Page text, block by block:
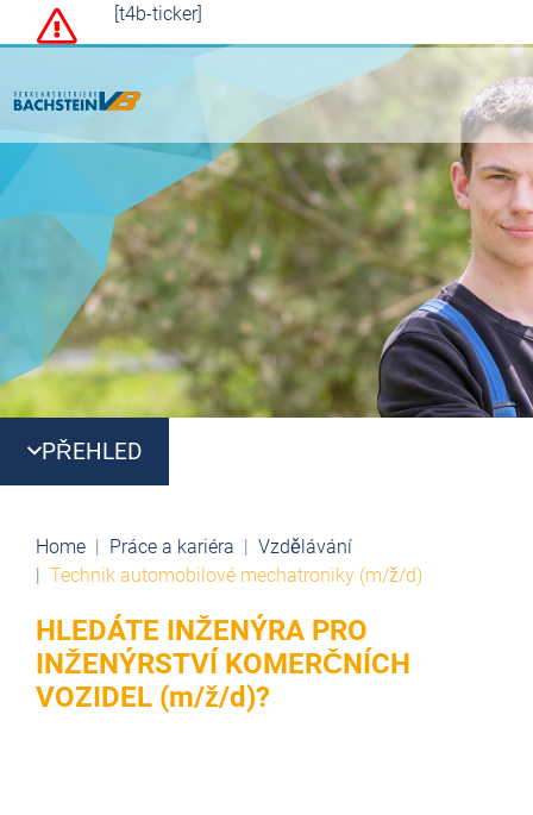
[t4b-ticker]
PŘEHLED
Home Práce a kariéra
Vzdělávání
Technik automobilové mechatroniky (m/ž/d)
HLEDÁTE INŽENÝRA PRO
INŽENÝRSTVÍ KOMERČNÍCH
VOZIDEL (m/ž/d)?